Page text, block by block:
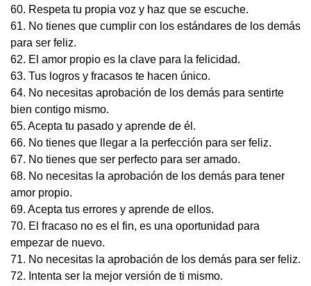
60. Respeta tu propia voz y haz que se escuche.
61. No tienes que cumplir con los estándares de los demás
para ser feliz.
62. El amor propio es la clave para la felicidad.
63. Tus logros y fracasos te hacen único.
64. No necesitas aprobación de los demás para sentirte
bien contigo mismo.
65. Acepta tu pasado y aprende de él.
66. No tienes que llegar a la perfección para ser feliz.
67. No tienes que ser perfecto para ser amado.
68. No necesitas la aprobación de los demás para tener
amor propio.
69. Acepta tus errores y aprende de ellos.
70. El fracaso no es el fin, es una oportunidad para
empezar de nuevo.
71. No necesitas la aprobación de los demás para ser feliz.
72. Intenta ser la mejor versión de ti mismo.